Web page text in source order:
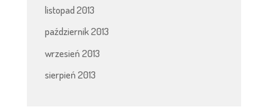
listopad 2013
październik 2013
wrzesień 2013
sierpień 2013